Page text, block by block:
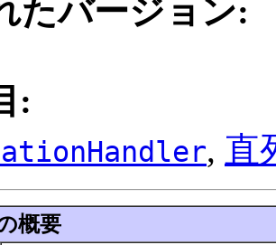
たバージョン:
:
, 直
概要